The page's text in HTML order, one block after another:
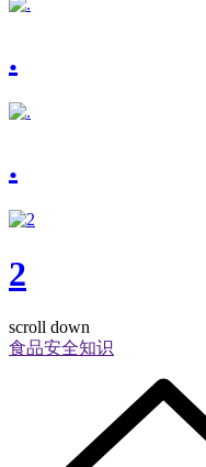
.
.
2
scroll down
食品安全知识